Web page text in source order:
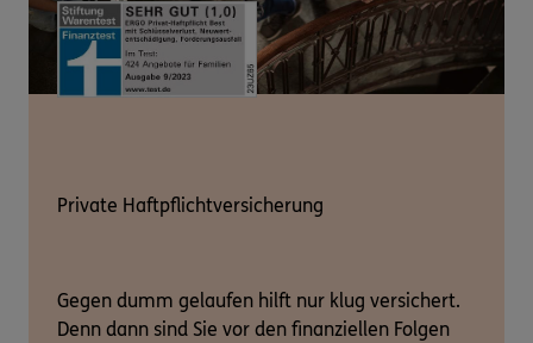
Private Haftpflichtversicherung
Gegen dumm gelaufen hilft nur klug versichert.
Denn dann sind Sie vor den finanziellen Folgen